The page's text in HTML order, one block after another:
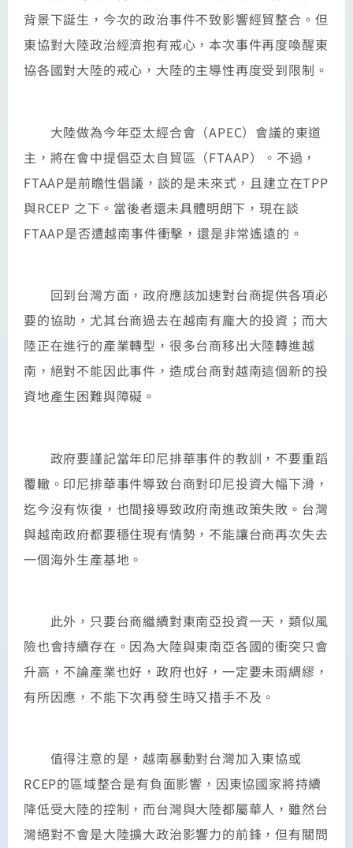
背景下誕生，今次的政治事件不致影響經貿整合。但
東協對大陸政治經濟抱有戒心，本次事件再度喚醒東
協各國對大陸的戒心，大陸的主導性再度受到限制。
大陸做為今年亞太經合會（APEC）會議的東道
主，將在會中提倡亞太自貿區（FTAAP）。不過，
FTAAP是前瞻性倡議，談的是未來式，且建立在TPP
與RCEP 之下。當後者還未具體明朗下，現在談
FTAAP是否遭越南事件衝擊，還是非常遙遠的。
回到台灣方面，政府應該加速對台商提供各項必
要的協助，尤其台商過去在越南有龐大的投資；而大
陸正在進行的產業轉型，很多台商移出大陸轉進越
南，絕對不能因此事件，造成台商對越南這個新的投
資地產生困難與障礙。
政府要謹記當年印尼排華事件的教訓，不要重蹈
覆轍。印尼排華事件導致台商對印尼投資大幅下滑，
迄今沒有恢復，也間接導致政府南進政策失敗。台灣
與越南政府都要穩住現有情勢，不能讓台商再次失去
一個海外生產基地。
此外，只要台商繼續對東南亞投資一天，類似風
險也會持續存在。因為大陸與東南亞各國的衝突只會
升高，不論產業也好，政府也好，一定要未雨綢繆，
有所因應，不能下次再發生時又措手不及。
值得注意的是，越南暴動對台灣加入東協或
RCEP的區域整合是有負面影響，因東協國家將持續
降低受大陸的控制，而台灣與大陸都屬華人，雖然台
灣絕對不會是大陸擴大政治影響力的前鋒，但有關問